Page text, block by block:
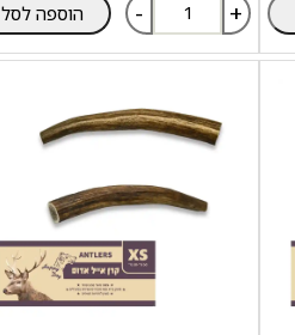
- + הוספה לסל